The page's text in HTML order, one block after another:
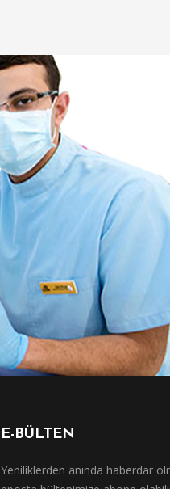
E-BÜLTEN
Yeniliklerden anında haberdar